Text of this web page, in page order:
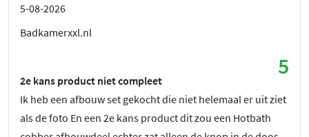
5-08-2026
Badkamerxxl.nl
5
2e kans product niet compleet
Ik heb een afbouw set gekocht die niet helemaal er uit ziet
als de foto En een 2e kans product dit zou een Hotbath